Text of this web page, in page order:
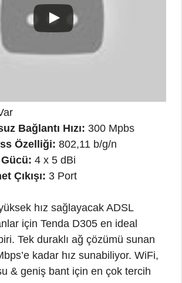
Bağlantı Hızı: 300 Mpbs
Özelliği: 802,11 b/g/n
4 x 5 dBi
Çıkışı: 3 Port
hız sağlayacak ADSL
için Tenda D305 en ideal
Tek duraklı ağ çözümü sunan
kadar hız sunabiliyor. WiFi,
& geniş bant için en çok tercih